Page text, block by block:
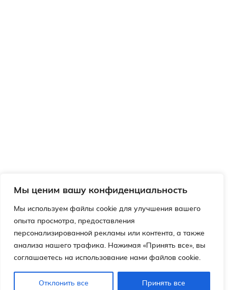
Мы ценим вашу конфиденциальность
Мы используем файлы cookie для улучшения вашего
опыта просмотра, предоставления
персонализированной рекламы или контента, а также
анализа нашего трафика. Нажимая «Принять все», вы
соглашаетесь на использование нами файлов cookie.
Отклонить все Принять все